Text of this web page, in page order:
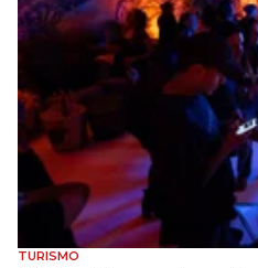
TURISMO